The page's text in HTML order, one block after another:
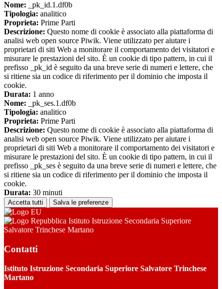
Nome: _pk_id.1.df0b
Tipologia: analitico
Proprieta: Prime Parti
Descrizione: Questo nome di cookie è associato alla piattaforma di
analisi web open source Piwik. Viene utilizzato per aiutare i
proprietari di siti Web a monitorare il comportamento dei visitatori e
misurare le prestazioni del sito. È un cookie di tipo pattern, in cui il
prefisso _pk_id è seguito da una breve serie di numeri e lettere, che
si ritiene sia un codice di riferimento per il dominio che imposta il
cookie.
Durata: 1 anno
Nome: _pk_ses.1.df0b
Tipologia: analitico
Proprieta: Prime Parti
Descrizione: Questo nome di cookie è associato alla piattaforma di
analisi web open source Piwik. Viene utilizzato per aiutare i
proprietari di siti Web a monitorare il comportamento dei visitatori e
misurare le prestazioni del sito. È un cookie di tipo pattern, in cui il
prefisso _pk_ses è seguito da una breve serie di numeri e lettere, che
si ritiene sia un codice di riferimento per il dominio che imposta il
cookie.
Durata: 30 minuti
Accetta tutti Salva le preferenze
Istituto Istruzione Secondaria Superiore
Salvatore Trinchese Martano
Contatti
Istituto Istruzione Secondaria Superiore Salvatore Trinchese
Martano